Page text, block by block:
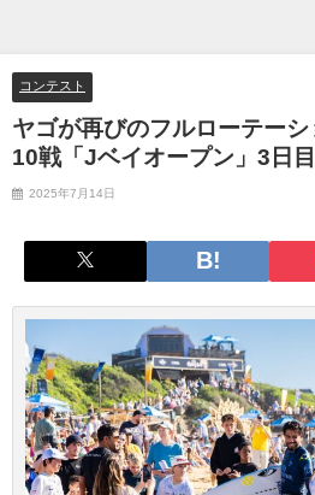
コンテスト
ヤゴが再びのフルローテー
10戦「Jベイオープン」3日目
2025年7月14日